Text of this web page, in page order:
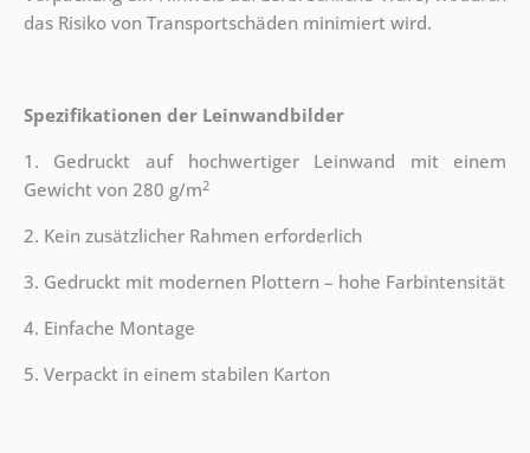
das Risiko von Transportschäden minimiert wird.
Spezifikationen der Leinwandbilder
1. Gedruckt auf hochwertiger Leinwand mit einem
Gewicht von 280 g/m2
2. Kein zusätzlicher Rahmen erforderlich
3. Gedruckt mit modernen Plottern – hohe Farbintensität
4. Einfache Montage
5. Verpackt in einem stabilen Karton